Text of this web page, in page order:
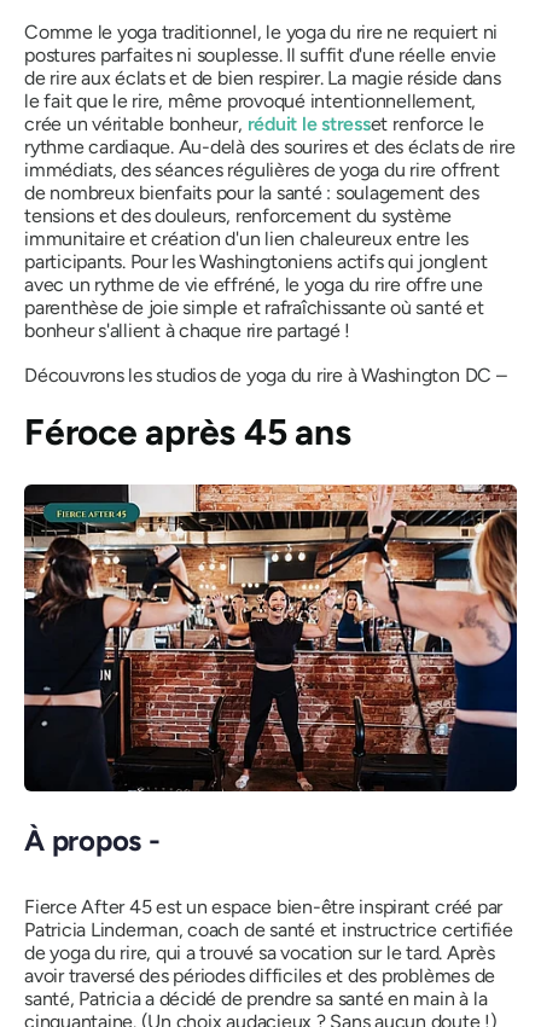
Comme le yoga traditionnel, le yoga du rire ne requiert ni
postures parfaites ni souplesse. Il suffit d'une réelle envie
de rire aux éclats et de bien respirer. La magie réside dans
le fait que le rire, même provoqué intentionnellement,
crée un véritable bonheur, réduit le stresset renforce le
rythme cardiaque. Au-delà des sourires et des éclats de rire
immédiats, des séances régulières de yoga du rire offrent
de nombreux bienfaits pour la santé : soulagement des
tensions et des douleurs, renforcement du système
immunitaire et création d'un lien chaleureux entre les
participants. Pour les Washingtoniens actifs qui jonglent
avec un rythme de vie effréné, le yoga du rire offre une
parenthèse de joie simple et rafraîchissante où santé et
bonheur s'allient à chaque rire partagé !
Découvrons les studios de yoga du rire à Washington DC –
Féroce après 45 ans
À propos -
Fierce After 45 est un espace bien-être inspirant créé par
Patricia Linderman, coach de santé et instructrice certifiée
de yoga du rire, qui a trouvé sa vocation sur le tard. Après
avoir traversé des périodes difficiles et des problèmes de
santé, Patricia a décidé de prendre sa santé en main à la
cinquantaine. (Un choix audacieux ? Sans aucun doute !)